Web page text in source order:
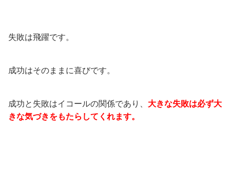
失敗は飛躍です。
成功はそのままに喜びです。
成功と失敗はイコールの関係であり、 大きな失敗は必ず大
きな気づきをもたらしてくれます。